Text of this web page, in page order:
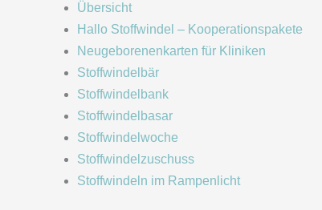
Übersicht
Hallo Stoffwindel – Kooperationspakete
Neugeborenenkarten für Kliniken
Stoffwindelbär
Stoffwindelbank
Stoffwindelbasar
Stoffwindelwoche
Stoffwindelzuschuss
Stoffwindeln im Rampenlicht